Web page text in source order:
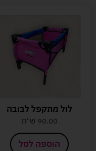
לול מתקפל לבובה
90.00 ש"ח
הוספה לסל